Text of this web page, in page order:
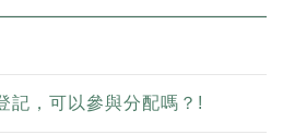
記，可以參與分配嗎？!